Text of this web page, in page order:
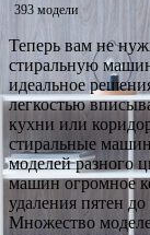
393 модели
Теперь вам не
стиральную
идеальное
легкостью
кухни или
стиральные
моделей разного
машин огромное
удаления пятен
Множество